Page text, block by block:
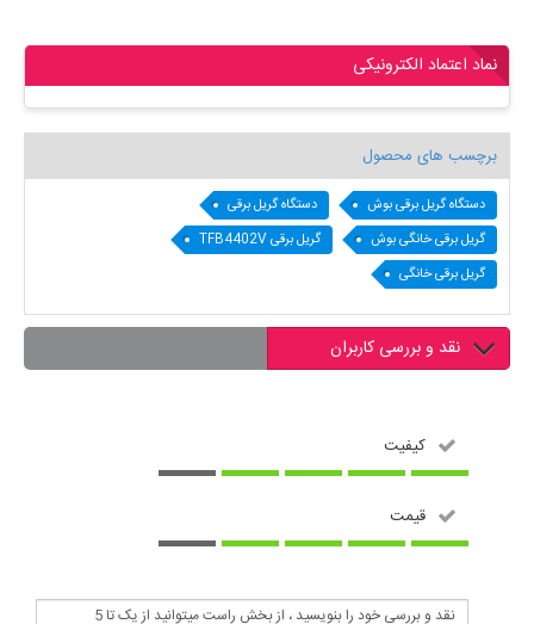
نماد اعتماد الکترونیکی
برچسب های محصول
دستگاه گریل برقی بوش
دستگاه گریل برقی
گریل برقی خانگی بوش
گریل برقی TFB4402V
گریل برقی خانگی
نقد و بررسی کاربران
کیفیت
قیمت